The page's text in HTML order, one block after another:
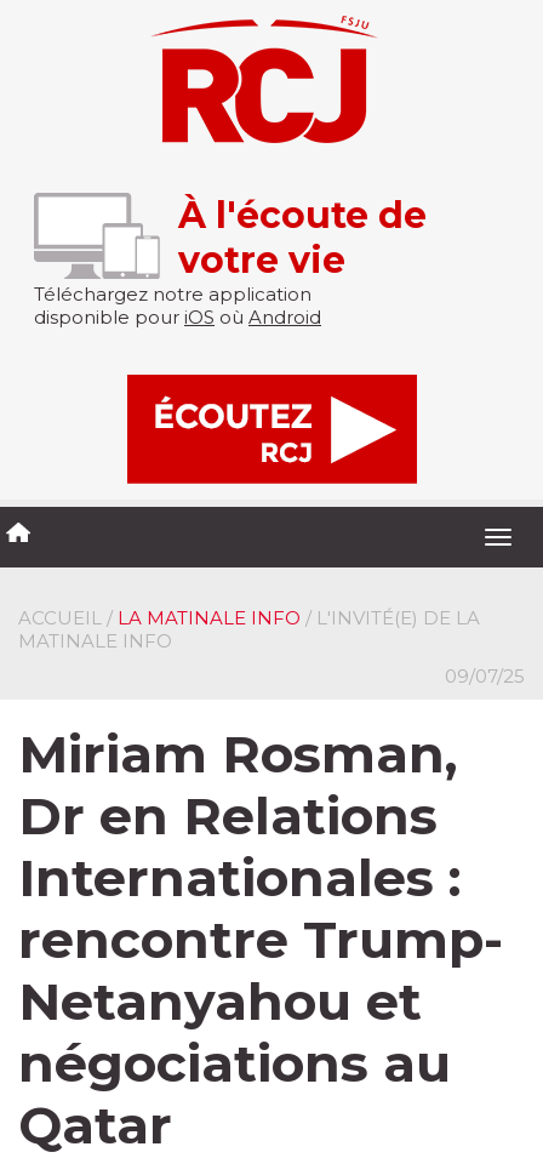
À l'écoute de
votre vie
Téléchargez notre application
disponible pour iOS où Android
ACCUEIL / LA MATINALE INFO / L'INVITÉ(E) DE LA
MATINALE INFO
09/07/25
Miriam Rosman,
Dr en Relations
Internationales :
rencontre Trump-
Netanyahou et
négociations au
Qatar